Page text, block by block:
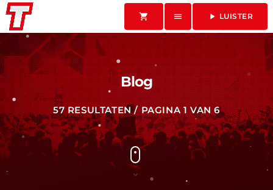
shopping_cart menu play_arrow LUISTER
Blog
57 RESULTATEN / PAGINA 1 VAN 6